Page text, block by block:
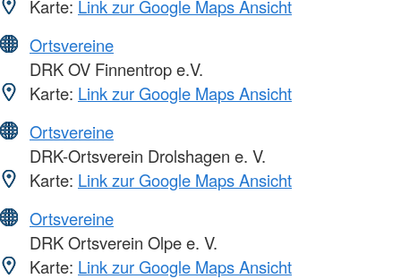
Karte: Link zur Google Maps Ansicht
Ortsvereine
DRK OV Finnentrop e.V.
Karte: Link zur Google Maps Ansicht
Ortsvereine
DRK-Ortsverein Drolshagen e. V.
Karte: Link zur Google Maps Ansicht
Ortsvereine
DRK Ortsverein Olpe e. V.
Karte: Link zur Google Maps Ansicht